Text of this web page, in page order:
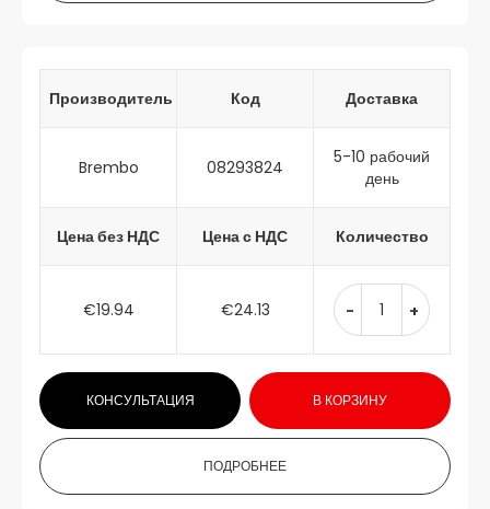
Производитель Код Доставка
Brembo 08293824
5-10 рабочий
день
Цена без НДС Цена с НДС Количество
€19.94 €24.13 - +
КОНСУЛЬТАЦИЯ В КОРЗИНУ
ПОДРОБНЕЕ